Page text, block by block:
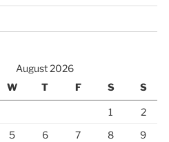
August 2026
W T F S S
1
2
5 6 7 8
9